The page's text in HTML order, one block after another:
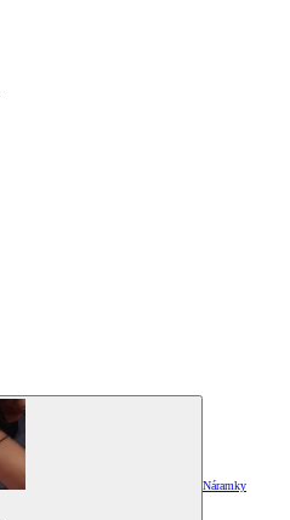
Náramky